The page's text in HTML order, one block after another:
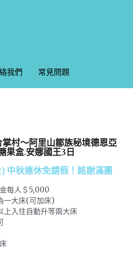
我們 常見問題
我們 常見問題
村～阿里山鄒族秘境德恩亞
果盒.安娜國王3日
中秋連休免請假！銘謝滿團
每人＄5,000
一大床(可加床)
上入住自動升等兩大床